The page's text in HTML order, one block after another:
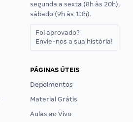
segunda a sexta (8h às 20h),
sábado (9h às 13h).
Foi aprovado?
Envie-nos a sua história!
PÁGINAS ÚTEIS
Depoimentos
Material Grátis
Aulas ao Vivo